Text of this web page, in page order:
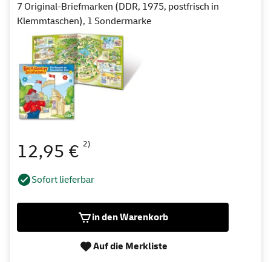
7 Original-Briefmarken (DDR, 1975, postfrisch in
Klemmtaschen), 1 Sondermarke
12,95 € 2)
Sofort lieferbar
in den Warenkorb
Auf die Merkliste